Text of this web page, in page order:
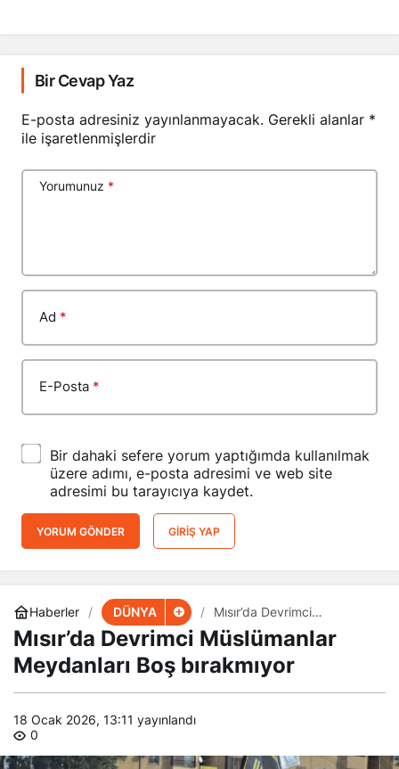
Bir Cevap Yaz
E-posta adresiniz yayınlanmayacak. Gerekli alanlar *
ile işaretlenmişlerdir
Yorumunuz *
Ad *
E-Posta *
Bir dahaki sefere yorum yaptığımda kullanılmak
üzere adımı, e-posta adresimi ve web site
adresimi bu tarayıcıya kaydet.
YORUM GÖNDER GIRIŞ YAP
Haberler DÜNYA
Mısır’da Devrimci
Müslümanlar Meydanları
Boş bırakmıyor
Mısır’da Devrimci Müslümanlar
Meydanları Boş bırakmıyor
18 Ocak 2026, 13:11 yayınlandı
0